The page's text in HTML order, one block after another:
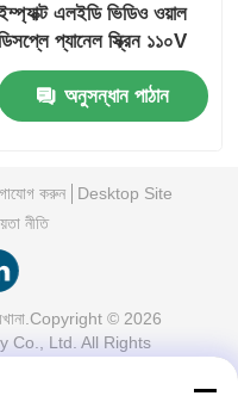
এলইডি ভিডিও ওয়াল
প্যানেল স্ক্রিন ১১০V
১০০০ নিটস
অনুসন্ধান পাঠান
করুন
Desktop Site
নীতি
© 2026
Co., Ltd. All Rights